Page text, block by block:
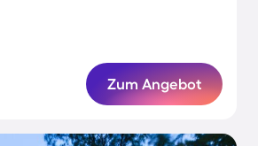
Zum Angebot